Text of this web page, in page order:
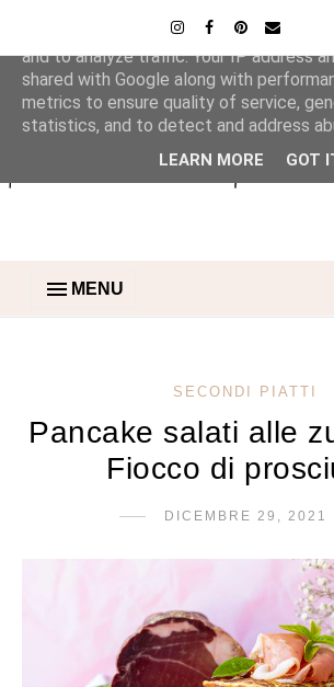
MENU
SECONDI PIATTI
Pancake salati alle
Fiocco di
DICEMBRE 29, 2021
This site uses cookies from Google to
and to analyze traffic. Your IP address
shared with Google along with
metrics to ensure quality of service,
statistics, and to detect and address
LEARN MORE GOT